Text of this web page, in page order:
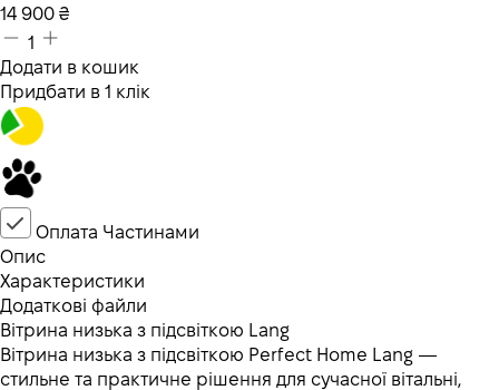
14 900 ₴
1
Додати в кошик
Придбати в 1 клік
Оплата Частинами
Опис
Характеристики
Додаткові файли
Вітрина низька з підсвіткою Lang
Вітрина низька з підсвіткою Perfect Home Lang —
стильне та практичне рішення для сучасної вітальні,